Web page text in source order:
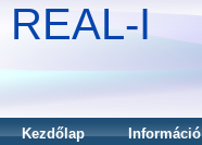
REAL-I
Kezdőlap Információ